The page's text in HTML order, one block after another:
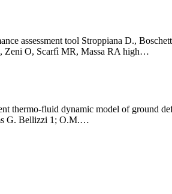
assessment tool Stroppiana D.,
Zeni O, Scarfì MR, Massa RA high…
thermo-fluid dynamic model of ground
G. Bellizzi 1; O.M.…